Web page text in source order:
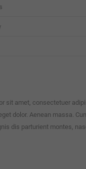
sit amet, consectetuer
dolor. Aenean massa.
dis parturient montes,